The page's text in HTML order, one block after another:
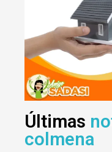
Últimas
colmena